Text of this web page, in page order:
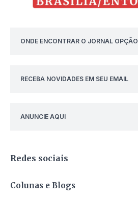
ONDE ENCONTRAR O JORNAL OPÇÃO
RECEBA NOVIDADES EM SEU EMAIL
ANUNCIE AQUI
Redes sociais
Colunas e Blogs